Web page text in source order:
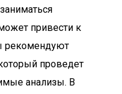
привести к
рекомендуют
проведет
анализы. В